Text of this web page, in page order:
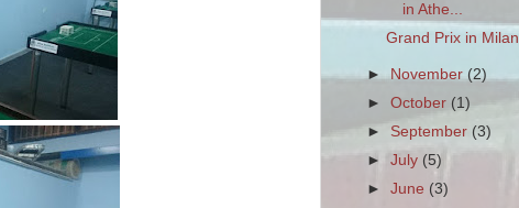
in Athe...
Grand Prix in Milan
► November (2)
►October (1)
► September (3)
►July (5)
►June (3)